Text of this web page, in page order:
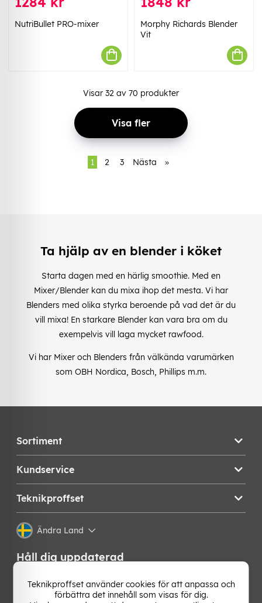
NutriBullet PRO-mixer
Morphy Richards Blender
Vit
Visar 32 av 70 produkter
Visa fler
1 2 3 Nästa »
Ta hjälp av en blender i köket
Starta dagen med en härlig smoothie. Med en
Mixer/Blender kan du mixa ihop det mesta. Vi har
Blenders med olika styrka beroende på vad det är du
vill mixa! En starkare Blender kan vara bra om du
exempelvis vill laga mycket rawfood.
Vi har Mixer och Blenders från välkända varumärken
som OBH Nordica, Bosch, Phillips m.m.
Sortiment
Kundservice
Teknikproffset
Ändra Land
Håll dig uppdaterad
Få de senaste nyheterna, hetaste erbjudandena och
bästa tipsen från oss direkt i din mejlkorg. Signa upp på
Teknikproffset använder cookies för att anpassa och
förbättra det innehåll som visas för dig.